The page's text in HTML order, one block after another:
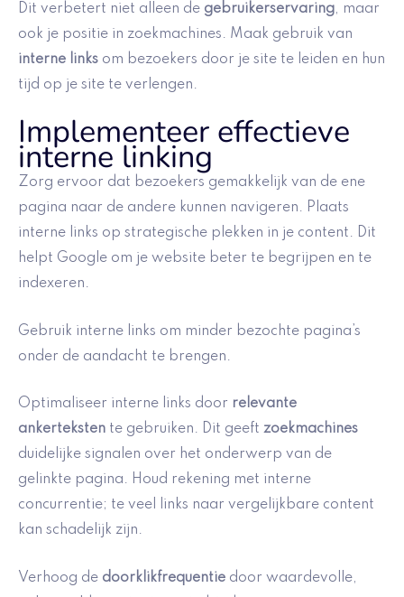
Dit verbetert niet alleen de gebruikerservaring, maar
ook je positie in zoekmachines. Maak gebruik van
interne links om bezoekers door je site te leiden en hun
tijd op je site te verlengen.
Implementeer effectieve
interne linking
Zorg ervoor dat bezoekers gemakkelijk van de ene
pagina naar de andere kunnen navigeren. Plaats
interne links op strategische plekken in je content. Dit
helpt Google om je website beter te begrijpen en te
indexeren.
Gebruik interne links om minder bezochte pagina’s
onder de aandacht te brengen.
Optimaliseer interne links door relevante
ankerteksten te gebruiken. Dit geeft zoekmachines
duidelijke signalen over het onderwerp van de
gelinkte pagina. Houd rekening met interne
concurrentie; te veel links naar vergelijkbare content
kan schadelijk zijn.
Verhoog de doorklikfrequentie door waardevolle,